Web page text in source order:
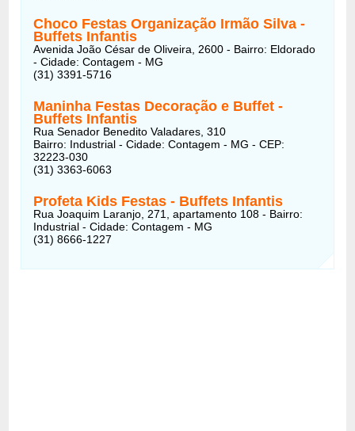
Choco Festas Organização Irmão Silva -
Buffets Infantis
Avenida João César de Oliveira, 2600 - Bairro: Eldorado
- Cidade: Contagem - MG
(31) 3391-5716
Maninha Festas Decoração e Buffet -
Buffets Infantis
Rua Senador Benedito Valadares, 310
Bairro: Industrial - Cidade: Contagem - MG - CEP:
32223-030
(31) 3363-6063
Profeta Kids Festas - Buffets Infantis
Rua Joaquim Laranjo, 271, apartamento 108 - Bairro:
Industrial - Cidade: Contagem - MG
(31) 8666-1227